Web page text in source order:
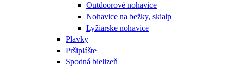
Outdoorové nohavice
Nohavice na bežky, skialp
Lyžiarske nohavice
Plavky
Pršiplášte
Spodná bielizeň